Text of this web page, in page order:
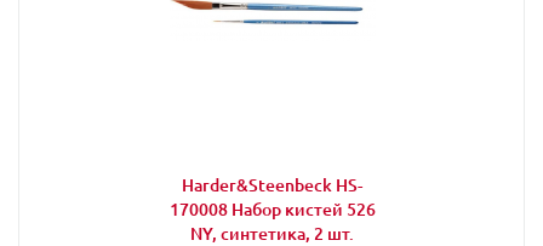
Harder&Steenbeck HS-
170008 Набор кистей 526
NY, синтетика, 2 шт.